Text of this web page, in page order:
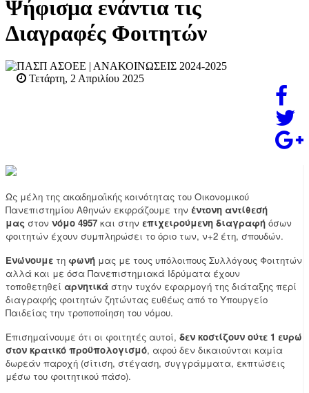
Ψήφισμα ενάντια τις
Διαγραφές Φοιτητών
ΠΑΣΠ ΑΣΟΕΕ | ΑΝΑΚΟΙΝΩΣΕΙΣ 2024-2025
Τετάρτη, 2 Απριλίου 2025
Ως μέλη της ακαδημαϊκής κοινότητας του Οικονομικού
Πανεπιστημίου Αθηνών εκφράζουμε την έντονη αντίθεσή
μας στον νόμο 4957 και στην επιχειρούμενη διαγραφή όσων
φοιτητών έχουν συμπληρώσει το όριο των, ν+2 έτη, σπουδών.
Ενώνουμε τη φωνή μας με τους υπόλοιπους Συλλόγους Φοιτητών
αλλά και με όσα Πανεπιστημιακά Ιδρύματα έχουν
τοποθετηθεί αρνητικά στην τυχόν εφαρμογή της διάταξης περί
διαγραφής φοιτητών ζητώντας ευθέως από το Υπουργείο
Παιδείας την τροποποίηση του νόμου.
Επισημαίνουμε ότι οι φοιτητές αυτοί, δεν κοστίζουν ούτε 1 ευρώ
στον κρατικό προϋπολογισμό, αφού δεν δικαιούνται καμία
δωρεάν παροχή (σίτιση, στέγαση, συγγράμματα, εκπτώσεις
μέσω του φοιτητικού πάσο).